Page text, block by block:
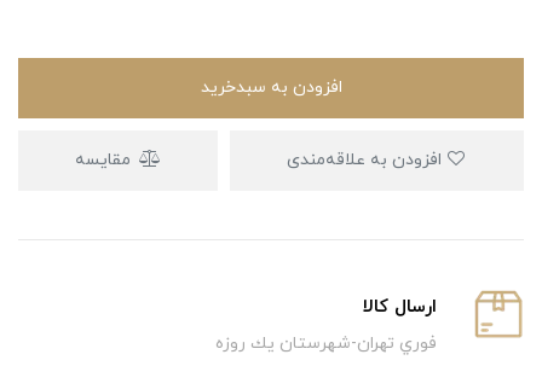
افزودن به سبدخرید
مقایسه
ارسال كالا
فوري تهران-شهرستان يك روزه